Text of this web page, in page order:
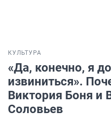
КУЛЬТУРА
«Да, конечно, я
извиниться».
Виктория Боня и
Соловьев